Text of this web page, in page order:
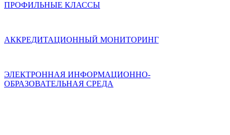
ПРОФИЛЬНЫЕ КЛАССЫ
АККРЕДИТАЦИОННЫЙ МОНИТОРИНГ
ЭЛЕКТРОННАЯ ИНФОРМАЦИОННО-
ОБРАЗОВАТЕЛЬНАЯ СРЕДА